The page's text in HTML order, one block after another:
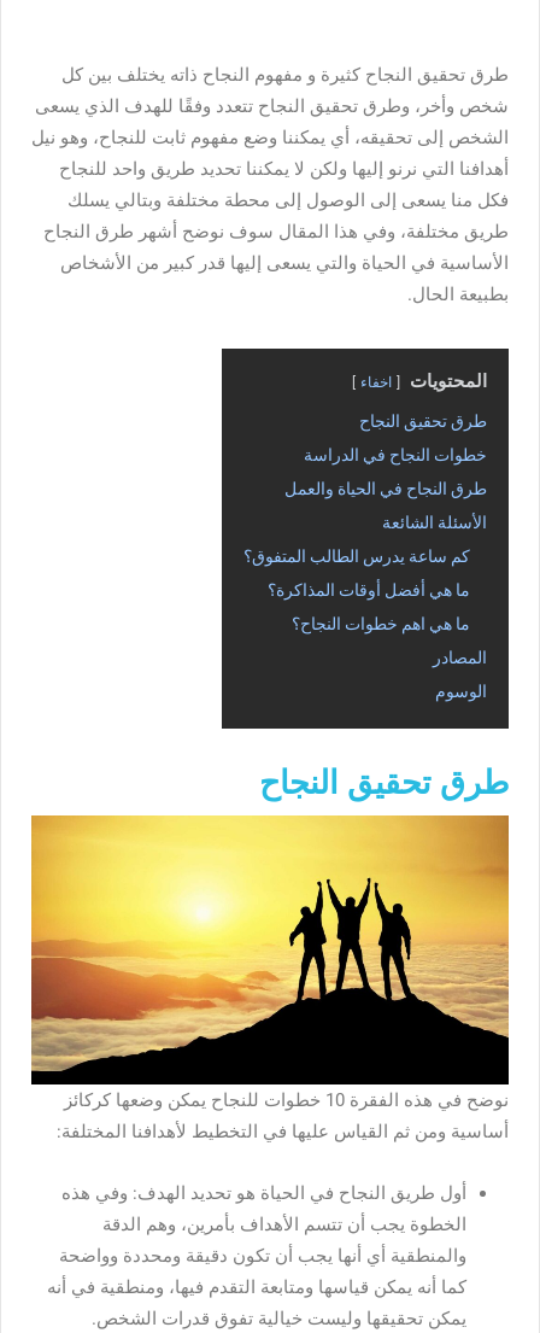
طرق تحقيق النجاح كثيرة و مفهوم النجاح ذاته يختلف بين كل
شخص وأخر، وطرق تحقيق النجاح تتعدد وفقًا للهدف الذي يسعى
الشخص إلى تحقيقه، أي يمكننا وضع مفهوم ثابت للنجاح، وهو نيل
أهدافنا التي نرنو إليها ولكن لا يمكننا تحديد طريق واحد للنجاح
فكل منا يسعى إلى الوصول إلى محطة مختلفة وبتالي يسلك
طريق مختلفة، وفي هذا المقال سوف نوضح أشهر طرق النجاح
الأساسية في الحياة والتي يسعى إليها قدر كبير من الأشخاص
بطبيعة الحال.
المحتويات اخفاء
طرق تحقيق النجاح
خطوات النجاح في الدراسة
طرق النجاح في الحياة والعمل
الأسئلة الشائعة
كم ساعة يدرس الطالب المتفوق؟
ما هي أفضل أوقات المذاكرة؟
ما هي اهم خطوات النجاح؟
المصادر
الوسوم
طرق تحقيق النجاح
نوضح في هذه الفقرة 10 خطوات للنجاح يمكن وضعها كركائز
أساسية ومن ثم القياس عليها في التخطيط لأهدافنا المختلفة:
أول طريق النجاح في الحياة هو تحديد الهدف: وفي هذه
الخطوة يجب أن تتسم الأهداف بأمرين، وهم الدقة
والمنطقية أي أنها يجب أن تكون دقيقة ومحددة وواضحة
كما أنه يمكن قياسها ومتابعة التقدم فيها، ومنطقية في أنه
يمكن تحقيقها وليست خيالية تفوق قدرات الشخص.